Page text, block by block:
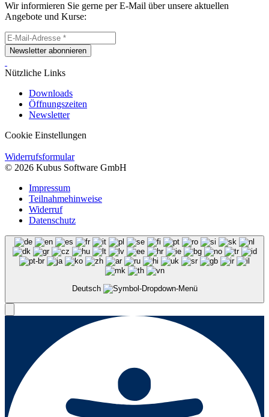
Wir informieren Sie gerne per E-Mail über unsere aktuellen
Angebote und Kurse:
Newsletter abonnieren
Nützliche Links
Downloads
Öffnungszeiten
Newsletter
Cookie Einstellungen
Widerrufsformular
© 2026 Kubus Software GmbH
Impressum
Teilnahmehinweise
Widerruf
Datenschutz
Deutsch